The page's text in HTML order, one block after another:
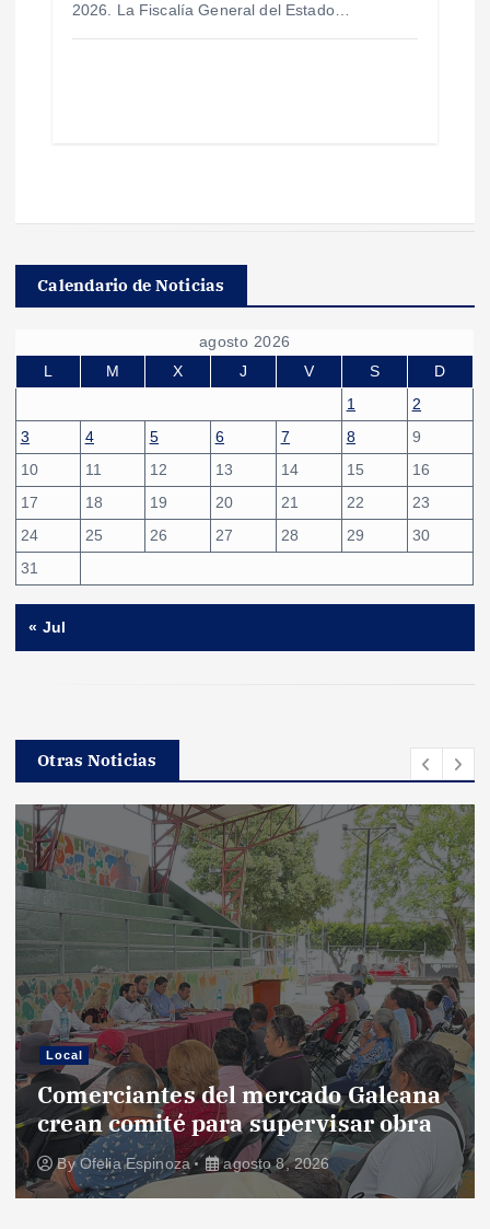
2026. La Fiscalía General del Estado…
Calendario de Noticias
agosto 2026
L
M X J V S
D
1
2
3
4 5 6 7 8
9
10
11 12 13 14 15
16
17
18 19 20 21 22
23
24
25 26 27 28 29
30
31
« Jul
Otras Noticias
Local
Comerciantes del mercado Galeana
crean comité para supervisar obra
ByOfelia Espinoza agosto 8, 2026